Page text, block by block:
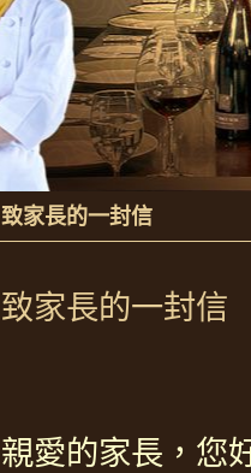
致家長的一封信
致家長的一封信
親愛的家長，您